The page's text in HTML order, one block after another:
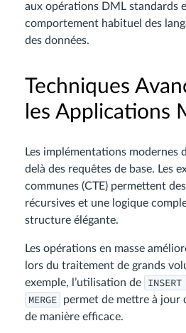
aux opérations DML standards
comportement habituel des
des données.
Techniques
les Applications
Les implémentations modernes
delà des requêtes de base. Les
communes (CTE) permettent
récursives et une logique
structure élégante.
Les opérations en masse
lors du traitement de grands
exemple, l’utilisation de
MERGE
permet de mettre à jour
de manière efficace.